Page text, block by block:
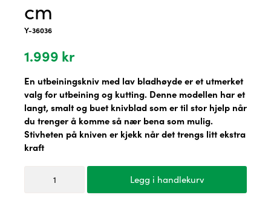
cm
Y-36036
1.999 kr
En utbeiningskniv med lav bladhøyde er et utmerket
valg for utbeining og kutting. Denne modellen har et
langt, smalt og buet knivblad som er til stor hjelp når
du trenger å komme så nær bena som mulig.
Stivheten på kniven er kjekk når det trengs litt ekstra
kraft
Legg i handlekurv